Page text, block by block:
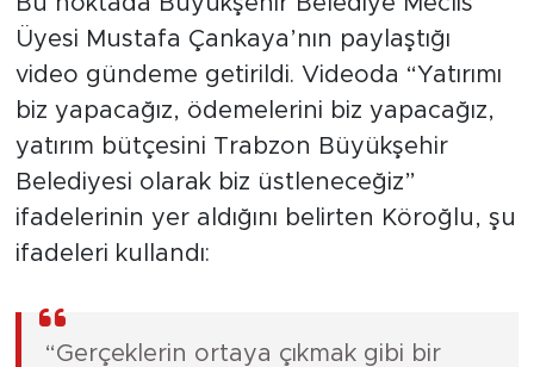
Üyesi Mustafa Çankaya’nın paylaştığı
video gündeme getirildi. Videoda “Yatırımı
biz yapacağız, ödemelerini biz yapacağız,
yatırım bütçesini Trabzon Büyükşehir
Belediyesi olarak biz üstleneceğiz”
ifadelerinin yer aldığını belirten Köroğlu, şu
ifadeleri kullandı:
“Gerçeklerin ortaya çıkmak gibi bir